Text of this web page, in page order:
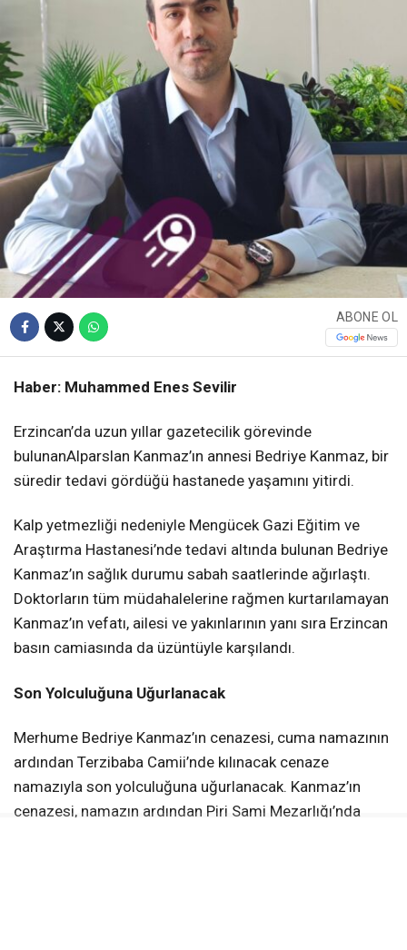
ABONE OL
Haber: Muhammed Enes Sevilir
Erzincan’da uzun yıllar gazetecilik görevinde
bulunanAlparslan Kanmaz’ın annesi Bedriye Kanmaz, bir
süredir tedavi gördüğü hastanede yaşamını yitirdi.
Kalp yetmezliği nedeniyle Mengücek Gazi Eğitim ve
Araştırma Hastanesi’nde tedavi altında bulunan Bedriye
Kanmaz’ın sağlık durumu sabah saatlerinde ağırlaştı.
Doktorların tüm müdahalelerine rağmen kurtarılamayan
Kanmaz’ın vefatı, ailesi ve yakınlarının yanı sıra Erzincan
basın camiasında da üzüntüyle karşılandı.
Son Yolculuğuna Uğurlanacak
Merhume Bedriye Kanmaz’ın cenazesi, cuma namazının
ardından Terzibaba Camii’nde kılınacak cenaze
namazıyla son yolculuğuna uğurlanacak. Kanmaz’ın
cenazesi, namazın ardından Piri Sami Mezarlığı’nda